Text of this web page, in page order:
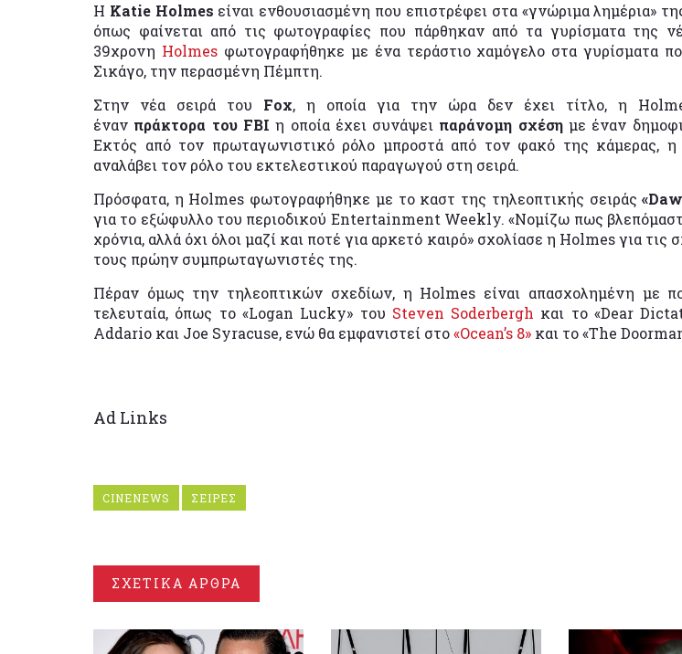
Η Katie Holmes είναι ενθουσιασμένη που επιστρέφει στα «γνώριμα λημέρια»
όπως φαίνεται από τις φωτογραφίες που πάρθηκαν από τα γυρίσματα της
39χρονη Holmesφωτογραφήθηκε με ένα τεράστιο χαμόγελο στα γυρίσματα
Σικάγο, την περασμένη Πέμπτη.
Στην νέα σειρά του Fox, η οποία για την ώρα δεν έχει τίτλο, η
έναν πράκτορα του FBIη οποία έχει συνάψει παράνομη σχέσημε έναν
Εκτός από τον πρωταγωνιστικό ρόλο μπροστά από τον φακό της κάμερας, η
αναλάβει τον ρόλο του εκτελεστικού παραγωγού στη σειρά.
Πρόσφατα, η Holmes φωτογραφήθηκε με το καστ της τηλεοπτικής σειράς
για το εξώφυλλο του περιοδικού Entertainment Weekly. «Νομίζω πως
χρόνια, αλλά όχι όλοι μαζί και ποτέ για αρκετό καιρό» σχολίασε η Holmes για τις
τους πρώην συμπρωταγωνιστές της.
Πέραν όμως την τηλεοπτικών σχεδίων, η Holmes είναι απασχολημένη με
τελευταία, όπως το «Logan Lucky» του Steven Soderbergh και το «Dear
Addario και Joe Syracuse, ενώ θα εμφανιστεί στο«Ocean’s 8» και το «The
Ad Links
CINENEWS ΣΕΙΡΕΣ
ΣΧΕΤΙΚΑ ΑΡΘΡΑ